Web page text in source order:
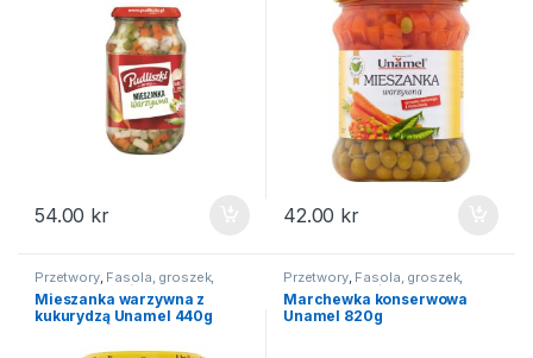
54.00 kr 42.00 kr
Przetwory, Fasola, groszek,
kukurydza, Na święta
Mieszanka warzywna z
kukurydzą Unamel 440g
Przetwory, Fasola, groszek,
kukurydza ,Na święta
Marchewka konserwowa
Unamel 820g